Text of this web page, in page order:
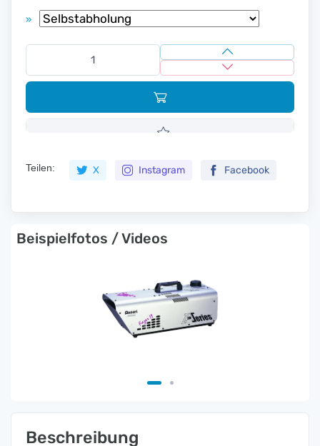
»
Teilen: X Instagram Facebook
Beispielfotos / Videos
Beschreibung